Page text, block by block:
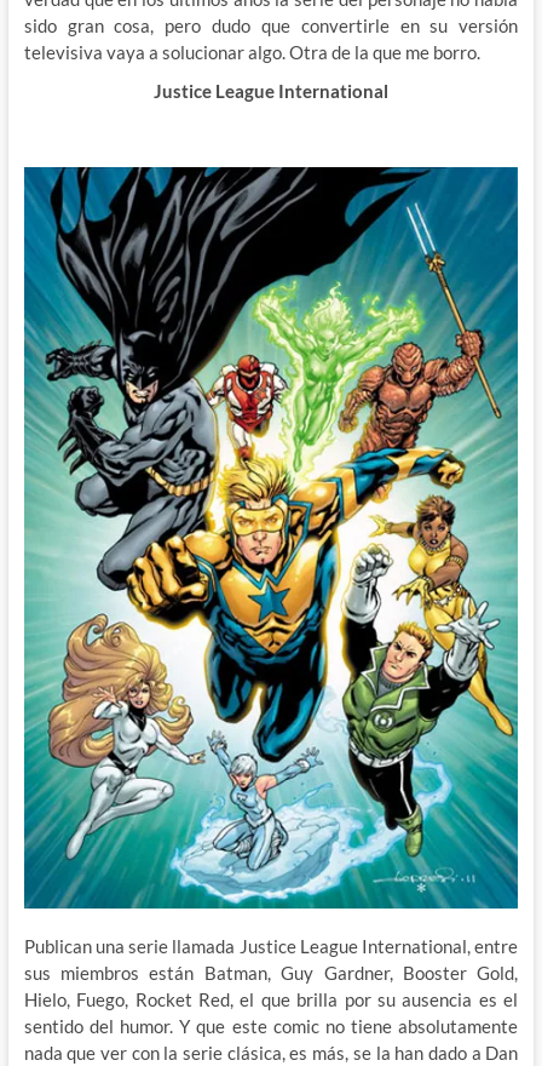
sido gran cosa, pero dudo que convertirle en su versión
televisiva vaya a solucionar algo. Otra de la que me borro.
Justice League International
Publican una serie llamada Justice League International, entre
sus miembros están Batman, Guy Gardner, Booster Gold,
Hielo, Fuego, Rocket Red, el que brilla por su ausencia es el
sentido del humor. Y que este comic no tiene absolutamente
nada que ver con la serie clásica, es más, se la han dado a Dan